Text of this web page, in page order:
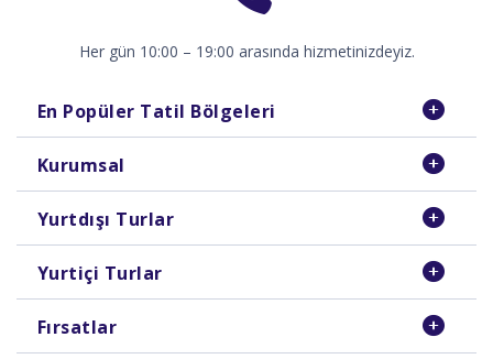
Her gün 10:00 – 19:00 arasında hizmetinizdeyiz.
En Popüler Tatil Bölgeleri
Kurumsal
Yurtdışı Turlar
Yurtiçi Turlar
Fırsatlar